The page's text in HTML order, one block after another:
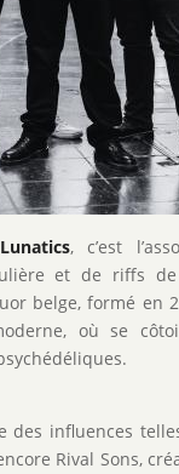
, c’est
et de riffs de
belge, formé en
où se
des influences
Rival Sons,